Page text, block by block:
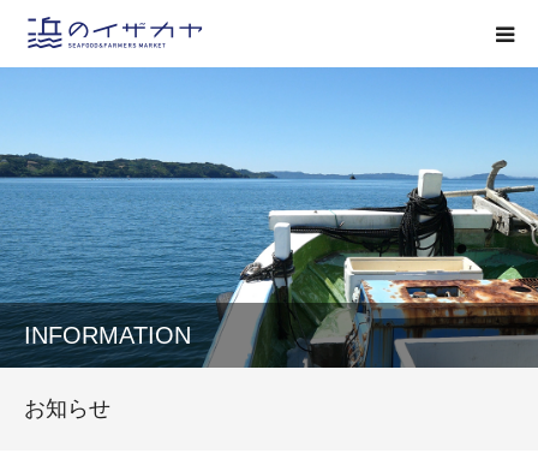
INFORMATION
お知らせ
居酒屋メニュー一覧
お客様の声
お知らせ
お問い合わせ